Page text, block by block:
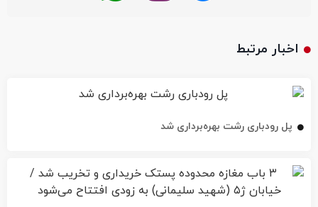
اخبار مرتبط
پل رودباری رشت بهره‌برداری شد